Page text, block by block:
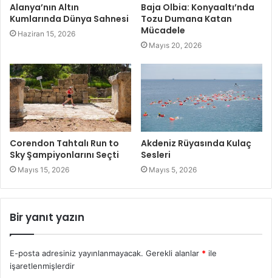
Alanya’nın Altın
Kumlarında Dünya Sahnesi
Haziran 15, 2026
Baja Olbia: Konyaaltı’nda
Tozu Dumana Katan
Mücadele
Mayıs 20, 2026
Corendon Tahtalı Run to
Sky Şampiyonlarını Seçti
Mayıs 15, 2026
Akdeniz Rüyasında Kulaç
Sesleri
Mayıs 5, 2026
Bir yanıt yazın
E-posta adresiniz yayınlanmayacak. Gerekli alanlar * ile
işaretlenmişlerdir